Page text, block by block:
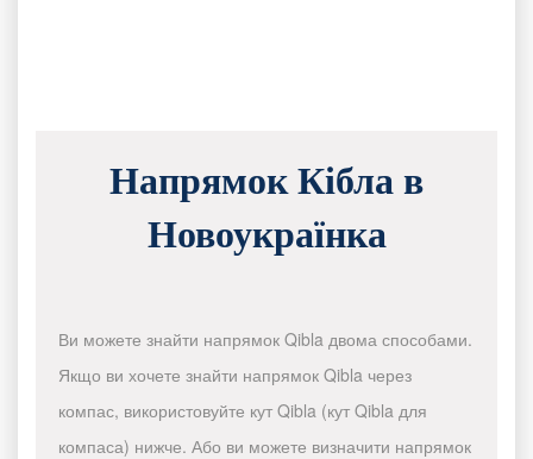
Напрямок Кібла в
Новоукраїнка
Ви можете знайти напрямок Qibla двома способами.
Якщо ви хочете знайти напрямок Qibla через
компас, використовуйте кут Qibla (кут Qibla для
компаса) нижче. Або ви можете визначити напрямок